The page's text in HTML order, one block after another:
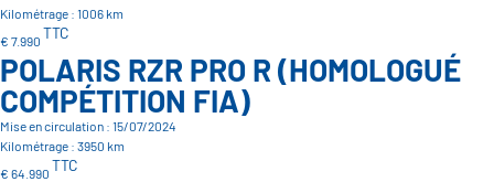
Kilométrage : 1006 km
€ 7.990 TTC
POLARIS RZR PRO R (HOMOLOGUÉ
COMPÉTITION FIA)
Mise en circulation : 15/07/2024
Kilométrage : 3950 km
€ 64.990 TTC